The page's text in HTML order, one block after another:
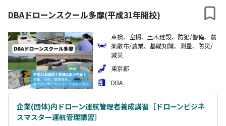
DBAドローンスクール多摩(平成31年開校)
点検、空撮、土木建設、防犯/警備、農
薬散布/農業、基礎知識、測量、防災/
減災
東京都
DBA
企業(団体)内ドローン運航管理者養成講習［ドローンビジネ
スマスター運航管理講習］